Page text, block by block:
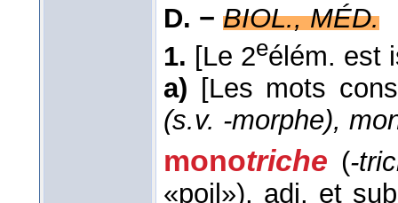
D. − BIOL., MÉD.
1. [Le 2eélém. est
a) [Les mots
(s.v. -morphe),
monotriche (-
«poil»), adj. et